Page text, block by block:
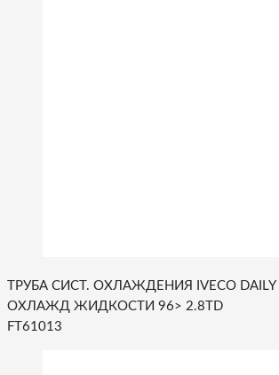
ТРУБА СИСТ. ОХЛАЖДЕНИЯ IVECO
ОХЛАЖД ЖИДКОСТИ 96> 2.8TD
FT61013